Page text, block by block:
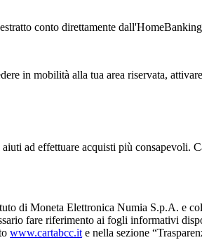
conto direttamente
in mobilità alla tua area riservata,
ad effettuare acquisti più consapevoli.
di Moneta Elettronica Numia S.p.A. e
fare riferimento ai fogli informativi
www.cartabcc.it e nella sezione